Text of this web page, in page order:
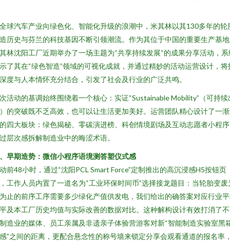
球汽车产业向绿色化、智能化升级的浪潮中，米其林以其130多年的轮
历史与芬兰的科技基因不断引领潮流。作为其位于中国的重要生产基
林沈阳工厂近期举办了一场主题为“共享持续发展“的成果分享活动，系
了其在“绿色智造”领域的可视化成就，并通过精妙的活动运营设计，将
度与人本情怀充分结合，引发了社会及行业的广泛共鸣。
活动的基调始终围绕着一个核心：实证“Sustainable Mobility”（可持续
的突破既不乏高效，也可以让生活更加美好。运营团队精心设计了一
四大板块：绿色揭秘、零碳演进榜、科创情境剧场及互动志愿者小程
层次感拆解制造业中的晦涩术语。
早期造势：微信小程序语境测答塑仪式感
前48小时，通过“沈阳PCL Smart Force”定制推出的高沉浸感H5按钮页
工作人员内置了一道名为“工业环保时间币”选择接龙题目：当轮胎变废
止的前序工序需要多少绿化产值供发电，我们给出的确答案对应行业
及本工厂历史均值与实际改善的数据对比。这种解构设计有效打消了
造业的媒体、员工亲属及非遗亲子体验营游客对新“智能制造实验室黑
”之间的距离，更配合悬念性的称号墙来锁定分享会观看通道的报名率